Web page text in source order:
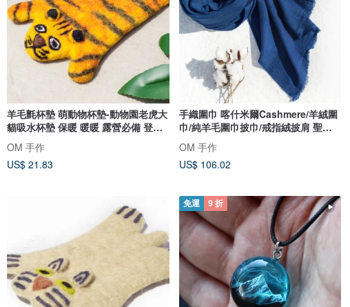
羊毛氈杯墊 萌動物杯墊-動物園老虎大
貓吸水杯墊 保暖 暖暖 露營必備 登山
必備 父親節禮物 男朋友禮物 聖誕禮
物 情人節
OM 手作
US$ 21.83
手織圍巾 喀什米爾Cashmere/羊絨圍
巾/純羊毛圍巾披巾/戒指絨披肩 聖誕
節禮物 交換禮物 母親節 父親節-魔幻
藍色
OM 手作
US$ 106.02
免運 9 折